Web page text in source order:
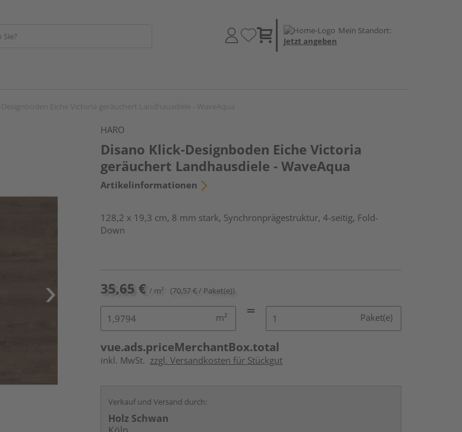
Mein Standort:
Jetzt angeben
HARO
Disano Klick-Designboden Eiche Victoria
geräuchert Landhausdiele - WaveAqua
Artikelinformationen
128,2 x 19,3 cm, 8 mm stark, Synchronprägestruktur, 4-seitig, Fold-
Down
35,65 € / m² (70,57 € / Paket(e))
m² Paket(e)
vue.ads.priceMerchantBox.total
inkl. MwSt. zzgl. Versandkosten für Stückgut
Verkauf und Versand durch:
Holz Schwan